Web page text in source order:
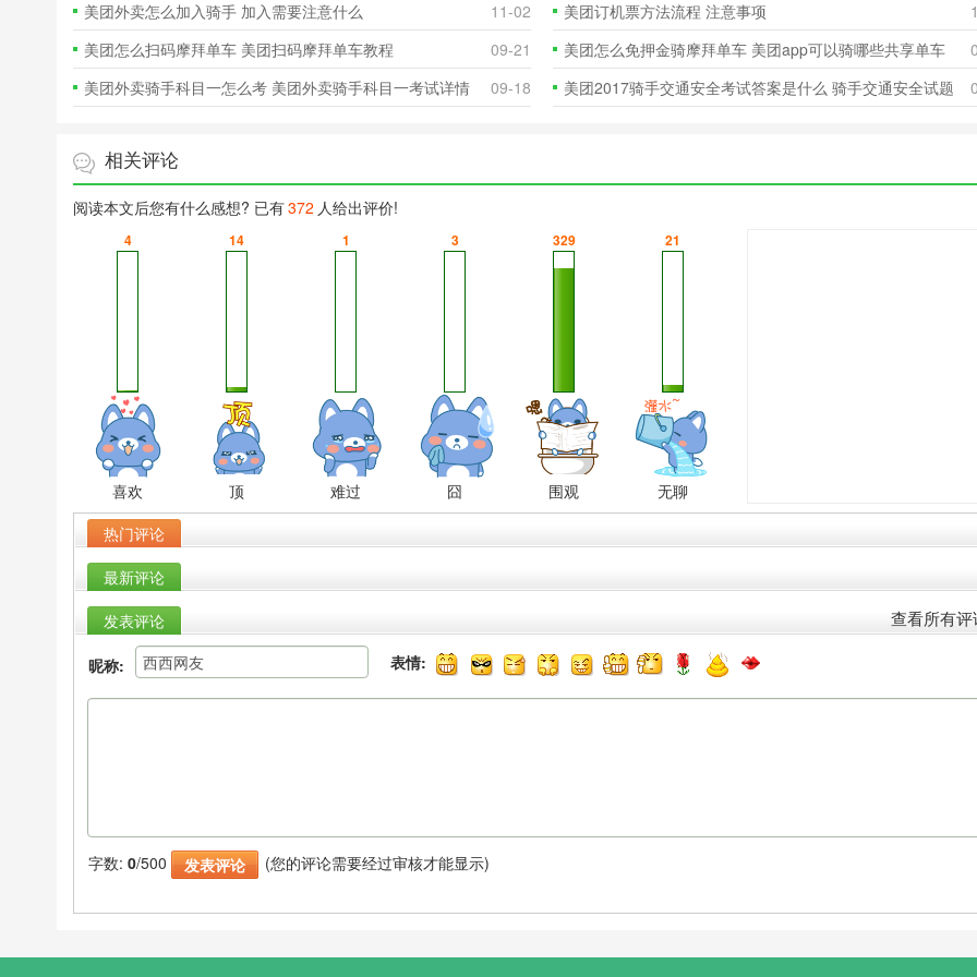
11-02
美团外卖怎么加入骑手 加入需要注意什么
美团订机票方法流程 注意事项
09-21
美团怎么扫码摩拜单车 美团扫码摩拜单车教程
美团怎么免押金骑摩拜单车 美团app可以骑哪些共享单车
09-18
美团外卖骑手科目一怎么考 美团外卖骑手科目一考试详情
美团2017骑手交通安全考试答案是什么 骑手交通安全试题
相关评论
阅读本文后您有什么感想? 已有372 人给出评价!
4
喜欢
14
顶
1
难过
3
囧
329
围观
21
无聊
热门评论
最新评论
发表评论
查看所有评
昵称: 表情:
字数: 0/500 (您的评论需要经过审核才能显示)